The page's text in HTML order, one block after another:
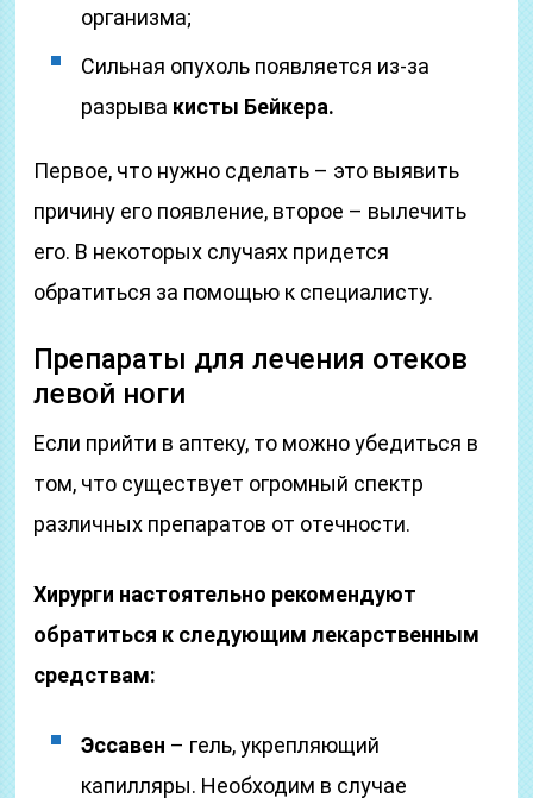
организма;
Сильная опухоль появляется из-за
разрыва кисты Бейкера.
Первое, что нужно сделать – это выявить
причину его появление, второе – вылечить
его. В некоторых случаях придется
обратиться за помощью к специалисту.
Препараты для лечения отеков
левой ноги
Если прийти в аптеку, то можно убедиться в
том, что существует огромный спектр
различных препаратов от отечности.
Хирурги настоятельно рекомендуют
обратиться к следующим лекарственным
средствам:
Эссавен – гель, укрепляющий
капилляры. Необходим в случае